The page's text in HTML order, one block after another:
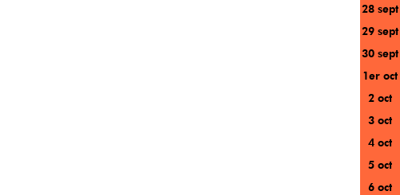
28 sept
29 sept
30 sept
1er oct
2 oct
3 oct
4 oct
5 oct
6 oct